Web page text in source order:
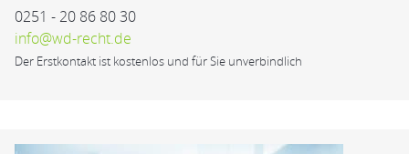
0251 - 20 86 80 30
info@wd-recht.de
Der Erstkontakt ist kostenlos und für Sie unverbindlich